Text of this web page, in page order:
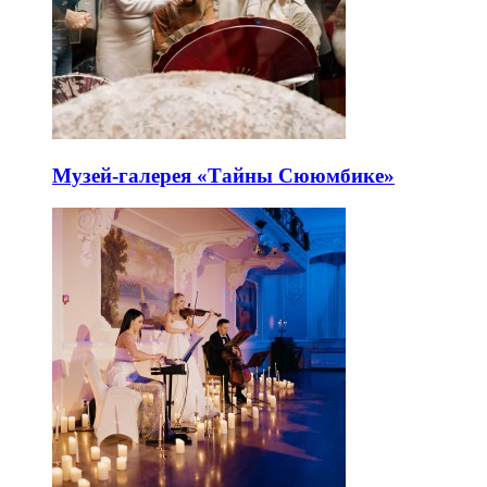
Музей-галерея «Тайны Сююмбике»